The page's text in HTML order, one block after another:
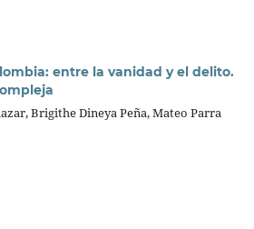
entre la vanidad y el delito.
Brigithe Dineya Peña, Mateo Parra